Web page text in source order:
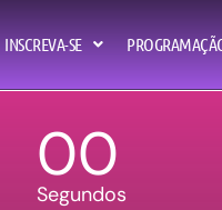
INSCREVA-SE
00
Segundos